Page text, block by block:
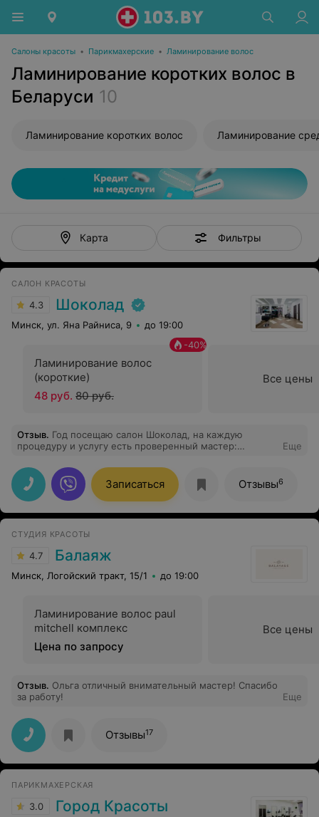
Салоны красоты • Парикмахерские • Ламинирование волос
Ламинирование коротких волос в
Беларуси 10
Ламинирование коротких волос Ламинирование
Карта Фильтры
САЛОН КРАСОТЫ
4.3 Шоколад
Минск, ул. Яна Райниса, 9 до 19:00
Ламинирование волос
(короткие)
-40%
48 руб. 80 руб.
Все цены
Отзыв. Год посещаю салон Шоколад, на каждую
процедуру и услугу есть проверенный мастер:
мастер, которая понимает все пожелания и делает все
очень профессионально. Огромная благодарность,
рекомендую!
Еще
Записаться Отзывы6
СТУДИЯ КРАСОТЫ
4.7 Балаяж
Минск, Логойский тракт, 15/1 до 19:00
Ламинирование волос paul
mitchell комплекс
Цена по запросу
Все цены
Отзыв. Ольга отличный внимательный мастер! Спасибо
за работу!
Еще
Отзывы17
ПАРИКМАХЕРСКАЯ
3.0 Город Красоты